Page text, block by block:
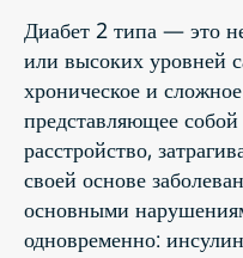
Диабет 2 типа — это
или высоких уровней
хроническое и
представляющее собой
расстройство,
своей основе
основными
одновременно: